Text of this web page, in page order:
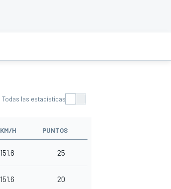
Todas las estadísticas
KM/H PUNTOS
151.6 25
151.6 20